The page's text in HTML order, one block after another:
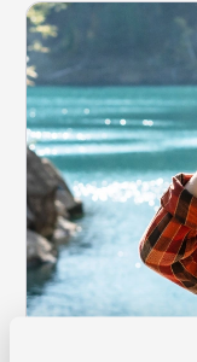
News
1résultats
Continuer à lire